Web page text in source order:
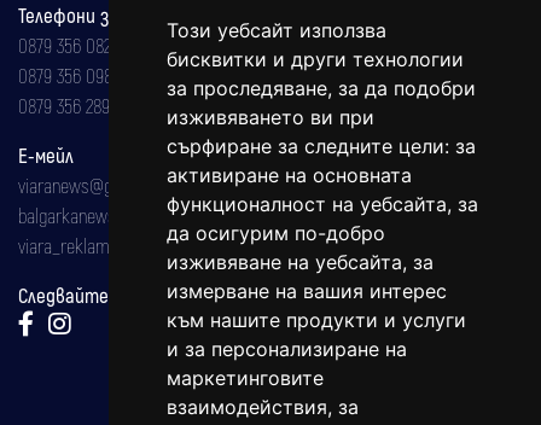
Този уебсайт използва
бисквитки и други технологии
за проследяване, за да подобри
изживяването ви при
сърфиране за следните цели: за
активиране на основната
функционалност на уебсайта, за
да осигурим по-добро
изживяване на уебсайта, за
измерване на вашия интерес
към нашите продукти и услуги
и за персонализиране на
маркетинговите
взаимодействия, за
Телефони за реклама и абонаменти
0879 356 082
0879 356 098
0879 356 289
Е-мейл
viaranews@gmail.com
balgarkanews@gmail.com
viara_reklama@mail.bg
Следвайте ни: